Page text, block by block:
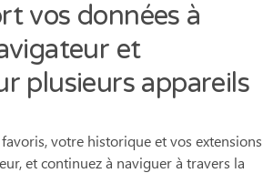
vos données à
et
plusieurs appareils
votre historique et vos extensions
et continuez à naviguer à travers la